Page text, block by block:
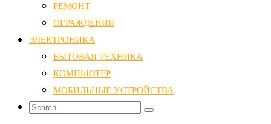
РЕМОНТ
ОГРАЖДЕНИЯ
ЭЛЕКТРОНИКА
БЫТОВАЯ ТЕХНИКА
КОМПЬЮТЕР
МОБИЛЬНЫЕ УСТРОЙСТВА